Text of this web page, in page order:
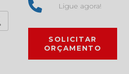
Ligue agora!
SOLICITAR
ORÇAMENTO